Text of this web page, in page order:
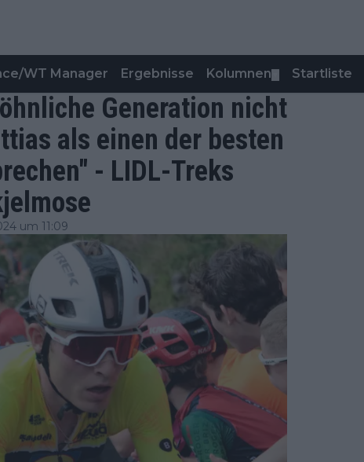
WT Manager Ergebnisse Kolumnen Startliste
Generation nicht
als einen der besten
- LIDL-Treks
um 11:09